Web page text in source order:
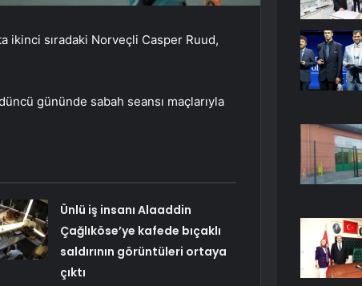
ikinci sıradaki Norveçli Casper Ruud,
gününde sabah seansı maçlarıyla
Ünlü iş insanı Alaaddin
Çağlıköse’ye kafede bıçaklı
saldırının görüntüleri ortaya
çıktı